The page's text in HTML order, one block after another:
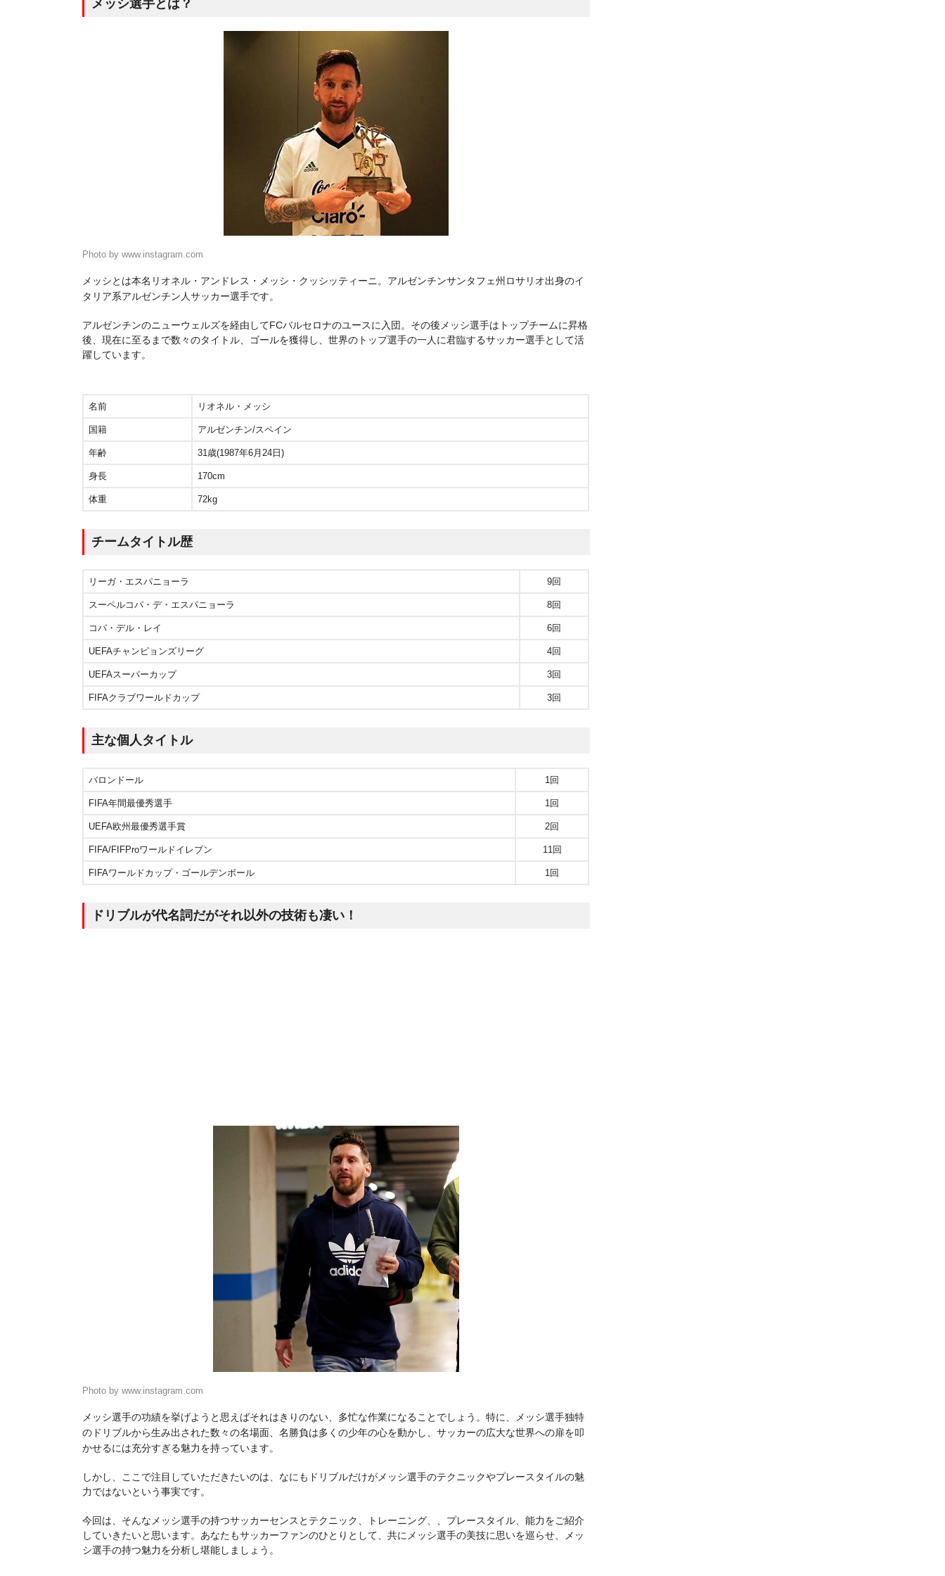
メッシ選手とは？
Photo by www.instagram.com
メッシとは本名リオネル・アンドレス・メッシ・クッシッティーニ。アルゼンチンサンタフェ州ロサリオ出身のイ
タリア系アルゼンチン人サッカー選手です。
アルゼンチンのニューウェルズを経由してFCバルセロナのユースに入団。その後メッシ選手はトップチームに昇格
後、現在に至るまで数々のタイトル、ゴールを獲得し、世界のトップ選手の一人に君臨するサッカー選手として活
躍しています。
名前 リオネル・メッシ
国籍 アルゼンチン/スペイン
年齢 31歳(1987年6月24日)
身長 170cm
体重 72kg
チームタイトル歴
リーガ・エスパニョーラ 9回
スーペルコパ・デ・エスパニョーラ 8回
コパ・デル・レイ 6回
UEFAチャンピョンズリーグ 4回
UEFAスーパーカップ 3回
FIFAクラブワールドカップ 3回
主な個人タイトル
バロンドール 1回
FIFA年間最優秀選手 1回
UEFA欧州最優秀選手賞 2回
FIFA/FIFProワールドイレブン 11回
FIFAワールドカップ・ゴールデンボール 1回
ドリブルが代名詞だがそれ以外の技術も凄い！
Photo by www.instagram.com
メッシ選手の功績を挙げようと思えばそれはきりのない、多忙な作業になることでしょう。特に、メッシ選手独特
のドリブルから生み出された数々の名場面、名勝負は多くの少年の心を動かし、サッカーの広大な世界への扉を叩
かせるには充分すぎる魅力を持っています。
しかし、ここで注目していただきたいのは、なにもドリブルだけがメッシ選手のテクニックやプレースタイルの魅
力ではないという事実です。
今回は、そんなメッシ選手の持つサッカーセンスとテクニック、トレーニング、、プレースタイル、能力をご紹介
していきたいと思います。あなたもサッカーファンのひとりとして、共にメッシ選手の美技に思いを巡らせ、メッ
シ選手の持つ魅力を分析し堪能しましょう。